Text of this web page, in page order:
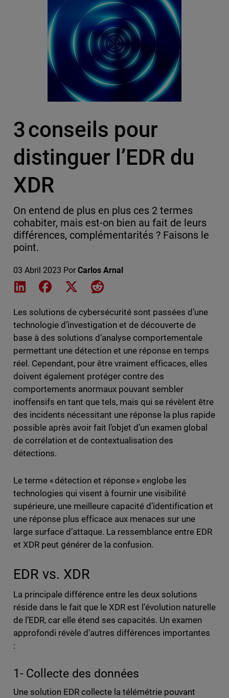
3 conseils pour
distinguer l’EDR du
XDR
On entend de plus en plus ces 2 termes
cohabiter, mais est-on bien au fait de leurs
différences, complémentarités ? Faisons le
point.
03 Abril 2023 Por Carlos Arnal
Share on LinkedIn
Share on Facebook
Share on XShare on Reddit
Les solutions de cybersécurité sont passées d’une
technologie d’investigation et de découverte de
base à des solutions d’analyse comportementale
permettant une détection et une réponse en temps
réel. Cependant, pour être vraiment efficaces, elles
doivent également protéger contre des
comportements anormaux pouvant sembler
inoffensifs en tant que tels, mais qui se révèlent être
des incidents nécessitant une réponse la plus rapide
possible après avoir fait l’objet d’un examen global
de corrélation et de contextualisation des
détections.
Le terme « détection et réponse » englobe les
technologies qui visent à fournir une visibilité
supérieure, une meilleure capacité d’identification et
une réponse plus efficace aux menaces sur une
large surface d’attaque. La ressemblance entre EDR
et XDR peut générer de la confusion.
EDR vs. XDR
La principale différence entre les deux solutions
réside dans le fait que le XDR est l’évolution naturelle
de l’EDR, car elle étend ses capacités. Un examen
approfondi révèle d’autres différences importantes
:
1- Collecte des données
Une solution EDR collecte la télémétrie pouvant